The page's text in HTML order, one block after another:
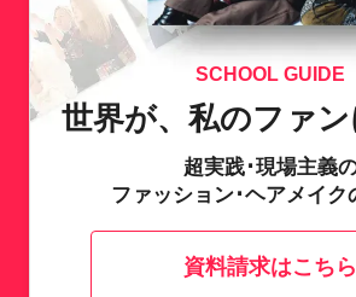
SCHOOL GUIDE
世界が、私のファン
超実践･現場主義
ファッション･ヘアメイク
資料請求はこちら